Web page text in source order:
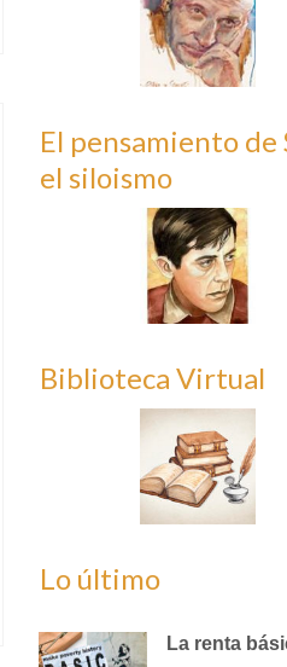
El pensamiento de
el siloismo
Biblioteca Virtual
Lo último
La renta